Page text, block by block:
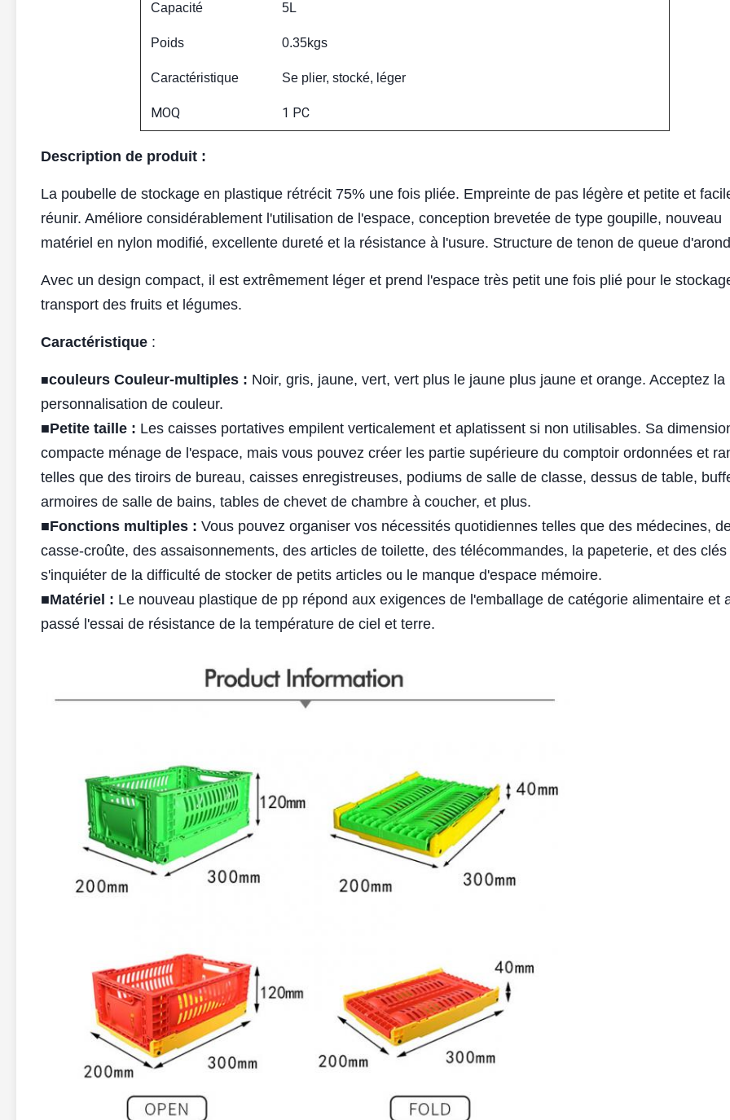
Capacité 5L
Poids 0.35kgs
Caractéristique Se plier, stocké, léger
MOQ 1 PC
Description de produit :
La poubelle de stockage en plastique rétrécit 75% une fois pliée. Empreinte de pas légère et petite et
réunir. Améliore considérablement l'utilisation de l'espace, conception brevetée de type goupille, nouveau
matériel en nylon modifié, excellente dureté et la résistance à l'usure. Structure de tenon de queue
Avec un design compact, il est extrêmement léger et prend l'espace très petit une fois plié pour le
transport des fruits et légumes.
Caractéristique :
■couleurs Couleur-multiples : Noir, gris, jaune, vert, vert plus le jaune plus jaune et orange. Acceptez la
personnalisation de couleur.
■Petite taille : Les caisses portatives empilent verticalement et aplatissent si non utilisables. Sa
compacte ménage de l'espace, mais vous pouvez créer les partie supérieure du comptoir ordonnées et
telles que des tiroirs de bureau, caisses enregistreuses, podiums de salle de classe, dessus de table,
armoires de salle de bains, tables de chevet de chambre à coucher, et plus.
■Fonctions multiples : Vous pouvez organiser vos nécessités quotidiennes telles que des médecines,
casse-croûte, des assaisonnements, des articles de toilette, des télécommandes, la papeterie, et des
s'inquiéter de la difficulté de stocker de petits articles ou le manque d'espace mémoire.
■Matériel : Le nouveau plastique de pp répond aux exigences de l'emballage de catégorie alimentaire et
passé l'essai de résistance de la température de ciel et terre.